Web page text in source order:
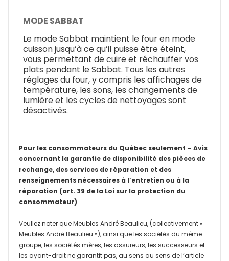
MODE SABBAT
Le mode Sabbat maintient le four en mode
cuisson jusqu’à ce qu’il puisse être éteint,
vous permettant de cuire et réchauffer vos
plats pendant le Sabbat. Tous les autres
réglages du four, y compris les affichages de
température, les sons, les changements de
lumière et les cycles de nettoyages sont
désactivés.
Pour les consommateurs du Québec seulement – Avis
concernant la garantie de disponibilité des pièces de
rechange, des services de réparation et des
renseignements nécessaires à l’entretien ou à la
réparation (art. 39 de la Loi sur la protection du
consommateur)
Veullez noter que Meubles André Beaulieu, (collectivement «
Meubles André Beaulieu »), ainsi que les sociétés du même
groupe, les sociétés mères, les assureurs, les successeurs et
les ayant-droit ne garantit pas, au sens au sens de l’article